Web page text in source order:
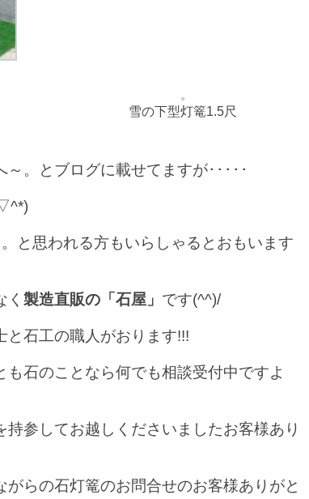
雪の下型灯篭1.5尺
～。とブログに載せてますが･････
と思われる方もいらしゃるとおもいます
製造直販の 「 石屋」 です(^^)/
と石工の職人がおります!!!
石のことなら何でも相談受付中ですよ
持参してお越しくださいましたお客様あり
らの石灯篭のお問合せのお客様ありがと